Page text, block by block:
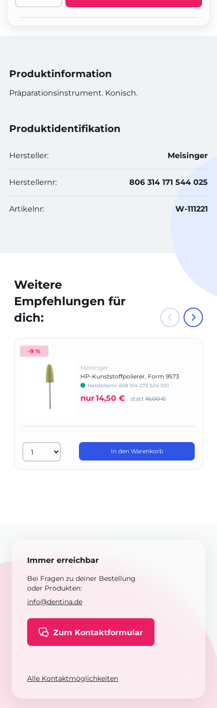
Produktinformation
Präparationsinstrument. Konisch.
Produktidentifikation
Hersteller: Meisinger
Herstellernr: 806 314 171 544 025
Artikelnr: W-111221
Weitere
Empfehlungen für
dich:
-9 %
Meisinger
HP-Kunststoffpolierer, Form 9573
Herstellernr: 658 104 273 524 100
nur14,50 € statt 16,00 €
In den Warenkorb
Immer erreichbar
Bei Fragen zu deiner Bestellung
oder Produkten:
info@dentina.de
Zum Kontaktformular
Alle Kontaktmöglichkeiten